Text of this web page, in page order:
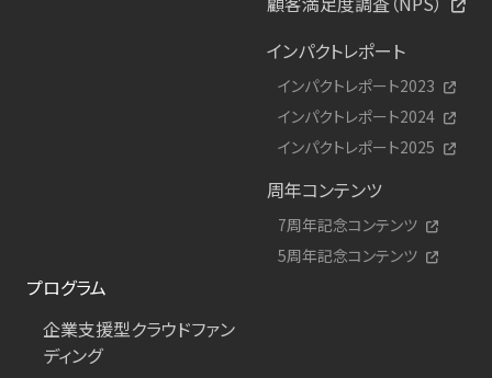
インパクトレポート
インパクトレポート2023
インパクトレポート2024
インパクトレポート2025
周年コンテンツ
7周年記念コンテンツ
5周年記念コンテンツ
プログラム
企業支援型クラウドファン
ディング